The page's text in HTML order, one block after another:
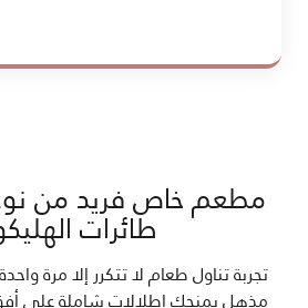
مطعم خاص فريد من
طائرات
تجربة تناول طعام لا تتكرر إلا مرة
مذهل يمنحك إطلالات شاملة على